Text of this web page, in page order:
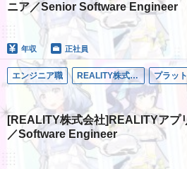
ニア／Senior Software Engineer
年収 正社員
エンジニア職 REALITY株式会社
[REALITY株式会社]REALITYアプ
／Software Engineer